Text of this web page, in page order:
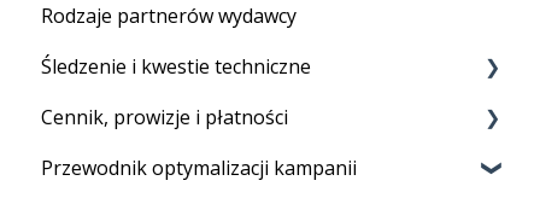
Twój pierwszy program
Linki tekstowe
Reklamy graficzne
Vouchery i rabaty
Reklamy HTML
Sieć Tradedoubler
Rekrutacja partnerów
Rodzaje partnerów wydawcy
Śledzenie i kwestie techniczne
Raportowanie
Pliki cookie
Cennik, prowizje i płatności
Opłaty abonamentowe
Przewodnik optymalizacji kampanii